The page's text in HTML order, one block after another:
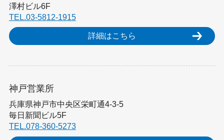
澤村ビル6F
TEL.03-5812-1915
詳細はこちら
神戸営業所
兵庫県神戸市中央区栄町通4-3-5
毎日新聞ビル5F
TEL.078-360-5273